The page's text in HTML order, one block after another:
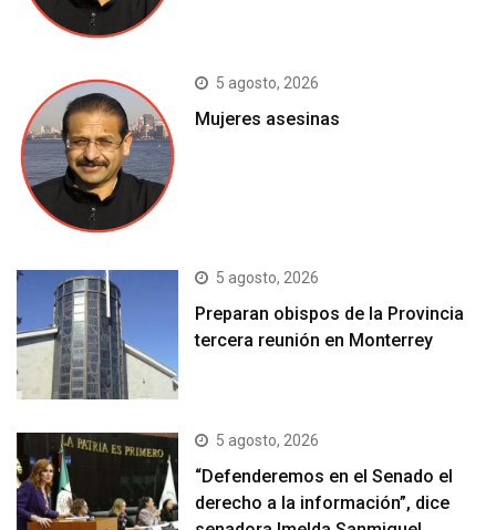
5 agosto, 2026
Mujeres asesinas
5 agosto, 2026
Preparan obispos de la Provincia
tercera reunión en Monterrey
5 agosto, 2026
“Defenderemos en el Senado el
derecho a la información”, dice